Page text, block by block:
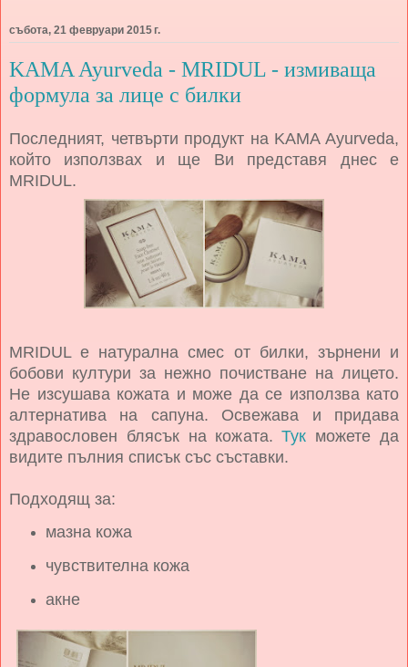
събота, 21 февруари 2015 г.
KAMA Ayurveda - MRIDUL - измиваща
формула за лице с билки
Последният, четвърти продукт на KAMA Ayurveda,
който използвах и ще Ви представя днес е
MRIDUL.
MRIDUL е натурална смес от билки, зърнени и
бобови култури за нежно почистване на лицето.
Не изсушава кожата и може да се използва като
алтернатива на сапуна. Освежава и придава
здравословен блясък на кожата.Тук можете да
видите пълния списък със съставки.
Подходящ за:
мазна кожа
чувствителна кожа
акне